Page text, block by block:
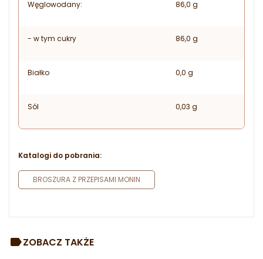
Węglowodany: 86,0 g
- w tym cukry 86,0 g
Białko 0,0 g
Sól 0,03 g
Katalogi do pobrania:
BROSZURA Z PRZEPISAMI MONIN
ZOBACZ TAKŻE